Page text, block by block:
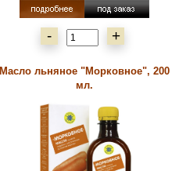
- +
Масло льняное "Морковное", 200
мл.